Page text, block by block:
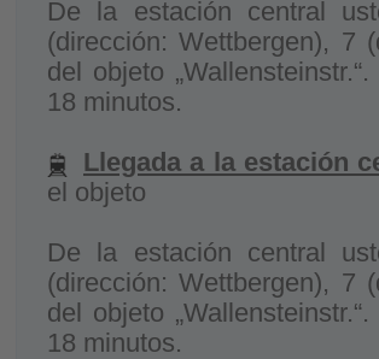
De la estación central
(dirección: Wettbergen), 7
del objeto
18 minutos.
Llegada a la estación
el objeto
De la estación central
(dirección: Wettbergen), 7
del objeto
18 minutos.